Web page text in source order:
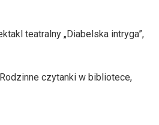
teatralny „Diabelska intryga”,
czytanki w bibliotece,